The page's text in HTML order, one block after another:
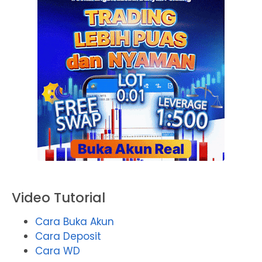
Video Tutorial
Cara Buka Akun
Cara Deposit
Cara WD